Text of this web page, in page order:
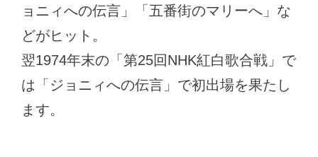
ョニィへの伝言」「五番街のマリーへ」な
どがヒット。
翌1974年末の「第25回NHK紅白歌合戦」で
は「ジョニィへの伝言」で初出場を果たし
ます。